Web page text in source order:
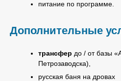
питание по программе.
Дополнительные
трансфер до / от базы
Петрозаводска),
русская баня на дровах